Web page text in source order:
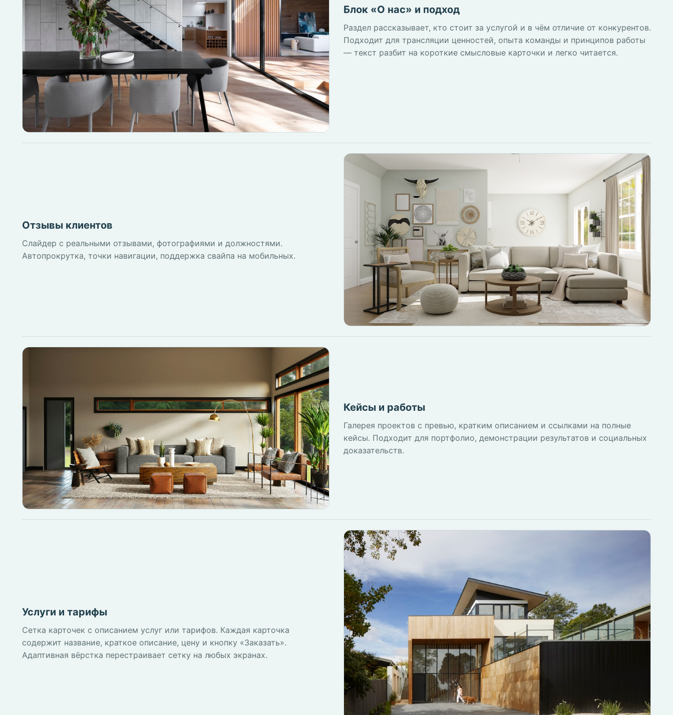
Блок «О нас» и подход
Раздел рассказывает, кто стоит за услугой и в чём отличие от конкурентов.
Подходит для трансляции ценностей, опыта команды и принципов работы
— текст разбит на короткие смысловые карточки и легко читается.
Отзывы клиентов
Слайдер с реальными отзывами, фотографиями и должностями.
Автопрокрутка, точки навигации, поддержка свайпа на мобильных.
Кейсы и работы
Галерея проектов с превью, кратким описанием и ссылками на полные
кейсы. Подходит для портфолио, демонстрации результатов и социальных
доказательств.
Услуги и тарифы
Сетка карточек с описанием услуг или тарифов. Каждая карточка
содержит название, краткое описание, цену и кнопку «Заказать».
Адаптивная вёрстка перестраивает сетку на любых экранах.